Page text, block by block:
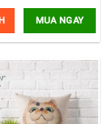
MUA NGAY